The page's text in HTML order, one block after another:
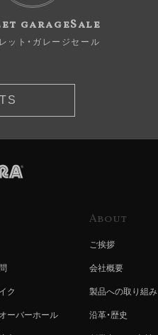
garageSale
ット・ガレージセール
ク
ーバーホール
About
ご挨拶
会社概要
製品への取り組み
沿革・歴史